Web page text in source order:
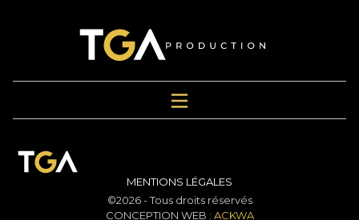
MENTIONS LÉGALES
©2026 - Tous droits réservés
CONCEPTION WEB : ACKWA